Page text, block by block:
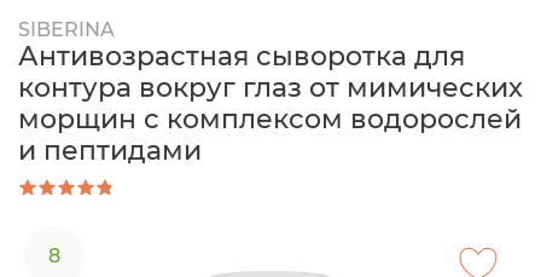
SIBERINA
Антивозрастная сыворотка для
контура вокруг глаз от мимических
морщин с комплексом водорослей
и пептидами
8